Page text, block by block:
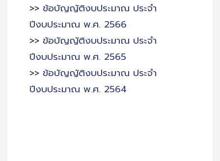
>> ข้อบัญญัติงบประมาณ ประจำ
ปีงบประมาณ พ.ศ. 2566
>> ข้อบัญญัติงบประมาณ ประจำ
ปีงบประมาณ พ.ศ. 2565
>> ข้อบัญญัติงบประมาณ ประจำ
ปีงบประมาณ พ.ศ. 2564